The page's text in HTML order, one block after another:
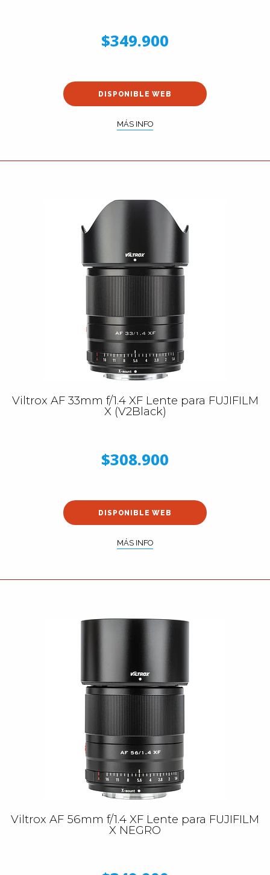
$349.900
DISPONIBLE WEB
MÁS INFO
Viltrox AF 33mm f/1.4 XF Lente para FUJIFILM
X (V2Black)
$308.900
DISPONIBLE WEB
MÁS INFO
Viltrox AF 56mm f/1.4 XF Lente para FUJIFILM
X NEGRO